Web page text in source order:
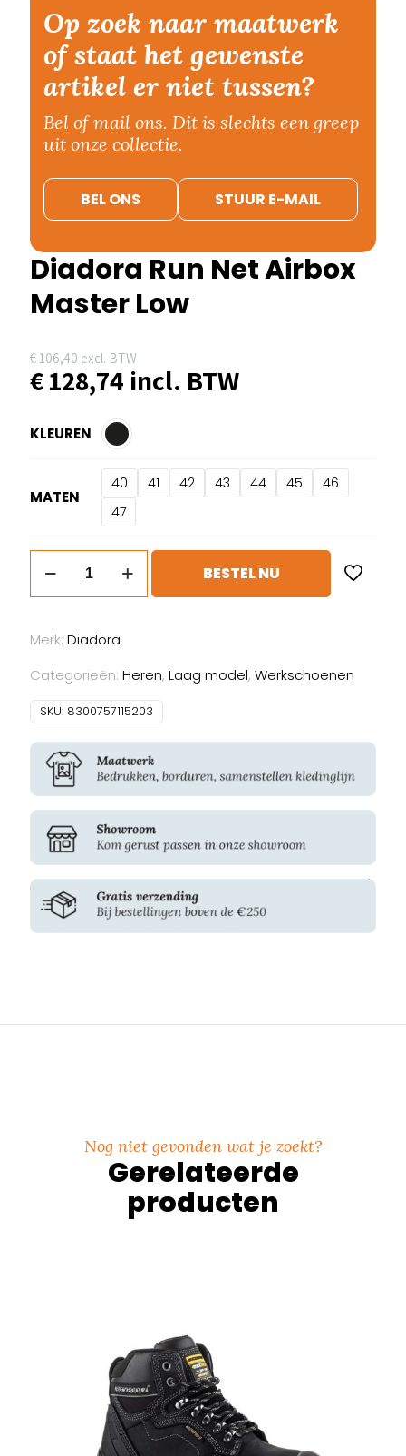
Op zoek naar maatwerk
of staat het gewenste
artikel er niet tussen?
Bel of mail ons. Dit is slechts een greep
uit onze collectie.
BEL ONS STUUR E-MAIL
Diadora Run Net Airbox
Master Low
€106,40 excl. BTW
€128,74 incl. BTW
KLEUREN
MATEN
40 41 42 43 44 45
46
47
Net
Master
Low
BESTEL NU
Merk: Diadora
Categorieën: Heren, Laag model, Werkschoenen
SKU: 8300757115203
Nog niet gevonden wat je zoekt?
Gerelateerde
producten